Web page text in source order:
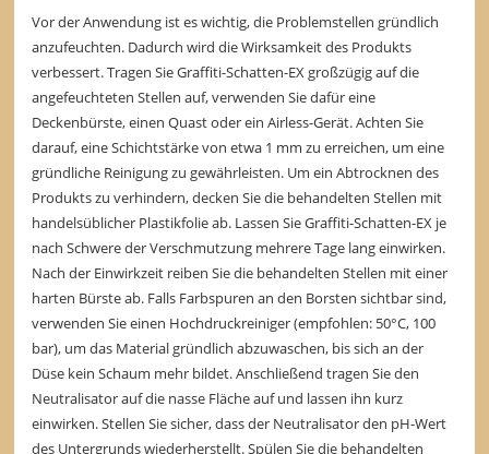
Vor der Anwendung ist es wichtig, die Problemstellen gründlich
anzufeuchten. Dadurch wird die Wirksamkeit des Produkts
verbessert. Tragen Sie Graffiti-Schatten-EX großzügig auf die
angefeuchteten Stellen auf, verwenden Sie dafür eine
Deckenbürste, einen Quast oder ein Airless-Gerät. Achten Sie
darauf, eine Schichtstärke von etwa 1 mm zu erreichen, um eine
gründliche Reinigung zu gewährleisten. Um ein Abtrocknen des
Produkts zu verhindern, decken Sie die behandelten Stellen mit
handelsüblicher Plastikfolie ab. Lassen Sie Graffiti-Schatten-EX je
nach Schwere der Verschmutzung mehrere Tage lang einwirken.
Nach der Einwirkzeit reiben Sie die behandelten Stellen mit einer
harten Bürsteab. Falls Farbspuren an den Borsten sichtbar sind,
verwenden Sie einen Hochdruckreiniger(empfohlen: 50°C, 100
bar), um das Material gründlich abzuwaschen, bis sich an der
Düse kein Schaum mehr bildet. Anschließend tragen Sie den
Neutralisator auf die nasse Fläche auf und lassen ihn kurz
einwirken. Stellen Sie sicher, dass der Neutralisator den pH-Wert
des Untergrunds wiederherstellt. Spülen Sie die behandelten